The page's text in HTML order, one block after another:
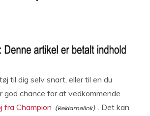
til dig selv snart, eller til en du
god chance for at vedkommende
fra Champion
. Det kan